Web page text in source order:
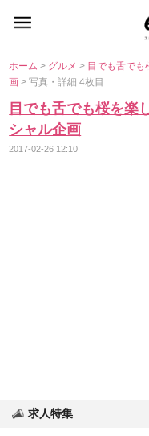
ホーム> グルメ> 目でも舌で
画> 写真・詳細 4枚目
目でも舌でも桜を
シャル企画
2017-02-26 12:10
求人特集